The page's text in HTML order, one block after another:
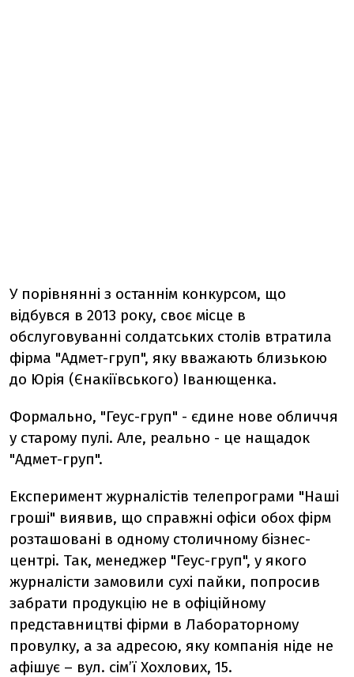
У порівнянні з останнім конкурсом, що
відбувся в 2013 року, своє місце в
обслуговуванні солдатських столів втратила
фірма "Адмет-груп", яку вважають близькою
до Юрія (Єнакіївського) Іванющенка.
Формально, "Геус-груп" - єдине нове обличчя
у старому пулі. Але, реально - це нащадок
"Адмет-груп".
Експеримент журналістів телепрограми "Наші
гроші" виявив, що справжні офіси обох фірм
розташовані в одному столичному бізнес-
центрі. Так, менеджер "Геус-груп", у якого
журналісти замовили сухі пайки, попросив
забрати продукцію не в офіційному
представництві фірми в Лабораторному
провулку, а за адресою, яку компанія ніде не
афішує – вул. сім’ї Хохлових, 15.